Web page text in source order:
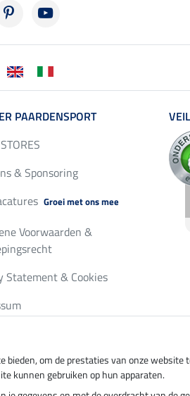
PAARDENSPORT
& Sponsoring
Groei met ons mee
Voorwaarden &
Statement & Cookies
met
bieden, om de prestaties van onze
kunnen gebruiken op hun apparaten.